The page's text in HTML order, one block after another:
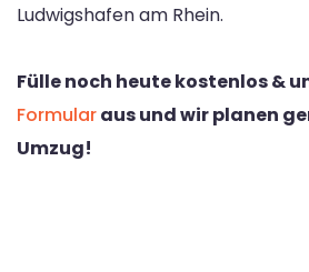
Ludwigshafen am Rhein.
Fülle noch heute kostenlos &
Formularaus und wir planen
Umzug!